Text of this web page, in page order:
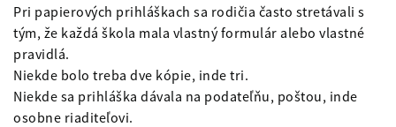
Pri papierových prihláškach sa rodičia často stretávali s
tým, že každá škola mala vlastný formulár alebo vlastné
pravidlá.
Niekde bolo treba dve kópie, inde tri.
Niekde sa prihláška dávala na podateľňu, poštou, inde
osobne riaditeľovi.